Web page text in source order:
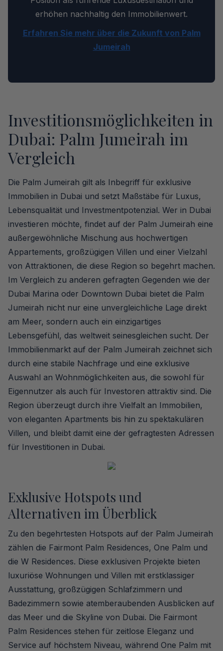
erhöhen nachhaltig den Immobilienwert.
Erfahren Sie mehr über die Zukunft von Palm
Jumeirah
Investitionsmöglichkeiten in
Dubai: Palm Jumeirah im
Vergleich
Die Palm Jumeirah gilt als Inbegriff für exklusive
Immobilien in Dubai und setzt Maßstäbe für Luxus,
Lebensqualität und Investmentpotenzial. Wer in Dubai
investieren möchte, findet auf der Palm Jumeirah eine
außergewöhnliche Mischung aus hochwertigen
Appartements, großzügigen Villen und einer Vielzahl
von Attraktionen, die diese Region so begehrt machen.
Im Vergleich zu anderen gefragten Gegenden wie der
Dubai Marina oder Downtown Dubai bietet die Palm
Jumeirah nicht nur eine unvergleichliche Lage direkt
am Meer, sondern auch ein einzigartiges
Lebensgefühl, das weltweit seinesgleichen sucht. Der
Immobilienmarkt auf der Palm Jumeirah zeichnet sich
durch eine stabile Nachfrage und eine exklusive
Auswahl an Wohnmöglichkeiten aus, die sowohl für
Eigennutzer als auch für Investoren attraktiv sind. Die
Region überzeugt durch ihre Vielfalt an Immobilien,
von eleganten Apartments bis hin zu spektakulären
Villen, und bleibt damit eine der gefragtesten Adressen
für Investitionen in Dubai.
Exklusive Hotspots und
Alternativen im Überblick
Zu den begehrtesten Hotspots auf der Palm Jumeirah
zählen die Fairmont Palm Residences, One Palm und
die W Residences. Diese exklusiven Projekte bieten
luxuriöse Wohnungen und Villen mit erstklassiger
Ausstattung, großzügigen Schlafzimmern und
Badezimmern sowie atemberaubenden Ausblicken auf
das Meer und die Skyline von Dubai. Die Fairmont
Palm Residences stehen für zeitlose Eleganz und
Service auf höchstem Niveau, während One Palm mit